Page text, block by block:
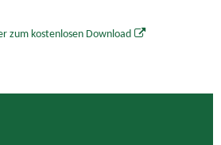
zum kostenlosen Download